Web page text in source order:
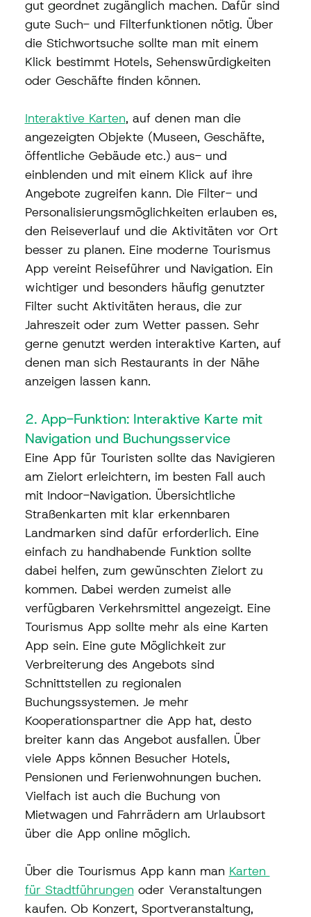
gut geordnet zugänglich machen. Dafür sind
gute Such- und Filterfunktionen nötig. Über
die Stichwortsuche sollte man mit einem
Klick bestimmt Hotels, Sehenswürdigkeiten
oder Geschäfte finden können.
Interaktive Karten, auf denen man die
angezeigten Objekte (Museen, Geschäfte,
öffentliche Gebäude etc.) aus- und
einblenden und mit einem Klick auf ihre
Angebote zugreifen kann. Die Filter- und
Personalisierungsmöglichkeiten erlauben es,
den Reiseverlauf und die Aktivitäten vor Ort
besser zu planen. Eine moderne Tourismus
App vereint Reiseführer und Navigation. Ein
wichtiger und besonders häufig genutzter
Filter sucht Aktivitäten heraus, die zur
Jahreszeit oder zum Wetter passen. Sehr
gerne genutzt werden interaktive Karten, auf
denen man sich Restaurants in der Nähe
anzeigen lassen kann.
2. App-Funktion: Interaktive Karte mit
Navigation und Buchungsservice
Eine App für Touristen sollte das Navigieren
am Zielort erleichtern, im besten Fall auch
mit Indoor-Navigation. Übersichtliche
Straßenkarten mit klar erkennbaren
Landmarken sind dafür erforderlich. Eine
einfach zu handhabende Funktion sollte
dabei helfen, zum gewünschten Zielort zu
kommen. Dabei werden zumeist alle
verfügbaren Verkehrsmittel angezeigt. Eine
Tourismus App sollte mehr als eine Karten
App sein. Eine gute Möglichkeit zur
Verbreiterung des Angebots sind
Schnittstellen zu regionalen
Buchungssystemen. Je mehr
Kooperationspartner die App hat, desto
breiter kann das Angebot ausfallen. Über
viele Apps können Besucher Hotels,
Pensionen und Ferienwohnungen buchen.
Vielfach ist auch die Buchung von
Mietwagen und Fahrrädern am Urlaubsort
über die App online möglich.
Über die Tourismus App kann man Karten
für Stadtführungen oder Veranstaltungen
kaufen. Ob Konzert, Sportveranstaltung,